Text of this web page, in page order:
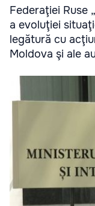
Federaţiei Ruse
a evoluţiei
legătură cu
Moldova şi ale